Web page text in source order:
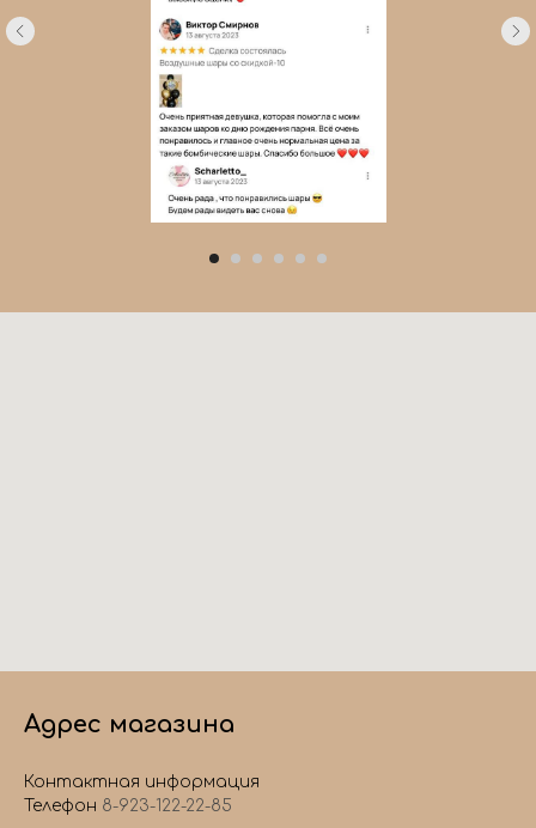
Адрес магазина
Контактная информация
Телефон 8-923-122-22-85